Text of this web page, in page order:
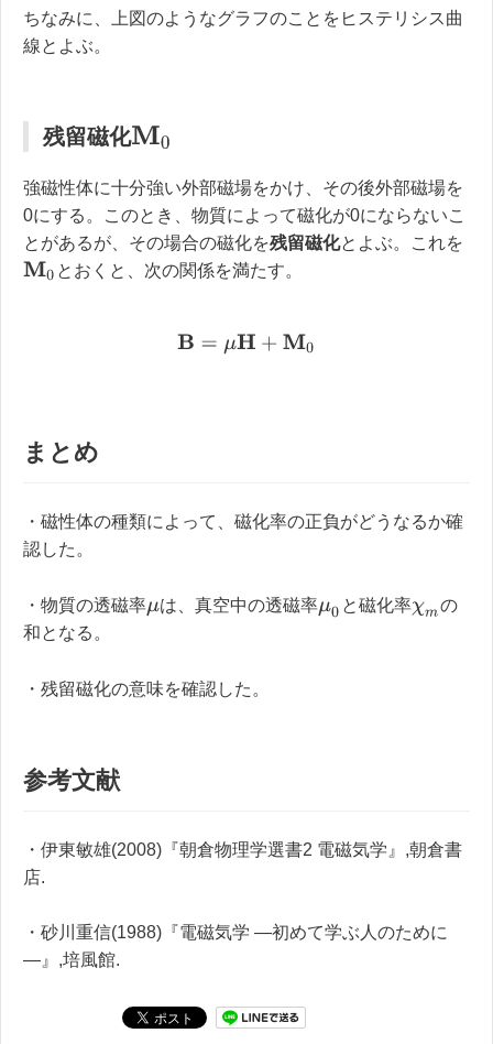
ちなみに、上図のようなグラフのことをヒステリシス曲
線とよぶ。
残留磁化M0
強磁性体に十分強い外部磁場をかけ、その後外部磁場を
0にする。このとき、物質によって磁化が0にならないこ
とがあるが、その場合の磁化を残留磁化とよぶ。これを
M0 とおくと、次の関係を満たす。
B =μH+ M 0
まとめ
・磁性体の種類によって、磁化率の正負がどうなるか確
認した。
・物質の透磁率μは、真空中の透磁率μ0 と磁化率χm の
和となる。
・残留磁化の意味を確認した。
参考文献
・伊東敏雄(2008)『朝倉物理学選書2 電磁気学』,朝倉書
店.
・砂川重信(1988)『電磁気学 ―初めて学ぶ人のために
―』,培風館.